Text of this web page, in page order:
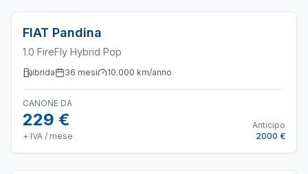
FIAT Pandina
1.0 FireFly Hybrid Pop
ibrida 36 mesi 10.000 km/anno
CANONE DA
229 €
+ IVA / mese
Anticipo
2000 €